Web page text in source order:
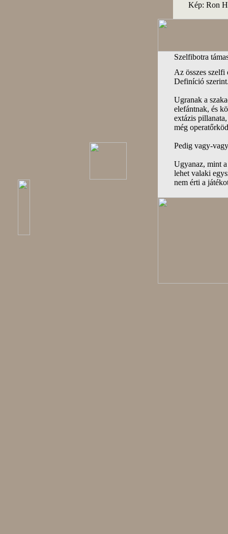
Kép: Ron
Szelfibotra
Az összes
Definíció
Ugranak a
elefántnak, és
extázis
még
Pedig vagy-
Ugyanaz, mint
lehet valaki
nem érti a